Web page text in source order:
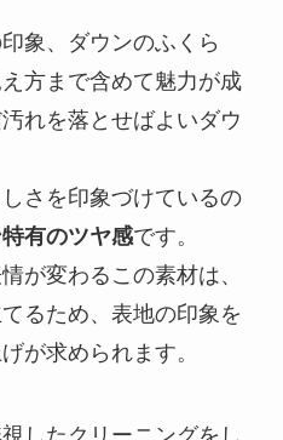
象、ダウンのふくら
方まで含めて魅力が成
れを落とせばよいダウ
さを印象づけているの
有のツヤ感です。
が変わるこの素材は、
るため、表地の印象を
が求められます。
したクリーニングをし